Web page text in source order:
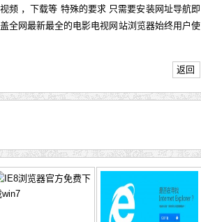
频 ，下载等 特殊的要求 只需要安装网址导航即
全网最新最全的电影电视网站浏览器始终用户使
返回